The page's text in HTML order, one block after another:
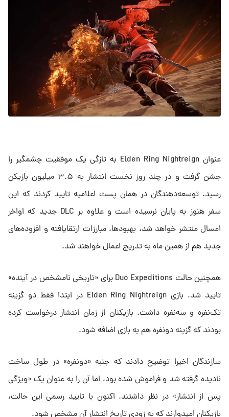
عنوان Elden Ring Nightreign به‌ تازگی یک موفقیت چشمگیر را
جشن گرفت و در چند روز نخست انتشار به ۳.۵ میلیون بازیکن
رسید. توسعه‌دهندگان در همان پست اعلامیه تایید کردند که این
سفر هنوز به پایان نرسیده است و علاوه بر DLC جدید که اواخر
امسال منتشر خواهد شد، بهبودها، مبارزات ارتقا‌یافته و افزوده‌های
جدید هم از همین ماه به‌ تدریج اعمال خواهند شد.
همچنین حالت Duo Expeditions برای «تاریخی نامشخص در آینده»
تایید شد. بازی Elden Ring Nightreign در ابتدا فقط دو گزینه
تک‌نفره و سه‌نفره داشت. بازیکنان از زمان انتشار درخواست کرده
بودند که گزینه دونفره هم به بازی اضافه شود.
سازندگان اخیرا توضیح دادند که جنبه «دونفره» در طول ساخت
نادیده گرفته شد و فراموش شده بود، اما آن را به‌ عنوان یک «ویژگی
پس از انتشار» در نظر داشتند. اکنون با تایید رسمی این حالت،
بازیکنان امیدوارند که به‌ زودی تاریخ انتشار آن مشخص شود.